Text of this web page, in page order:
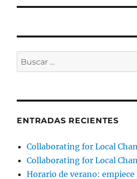
Buscar
por:
ENTRADAS RECIENTES
Collaborating for Local
Collaborating for Local
Horario de verano: empiece